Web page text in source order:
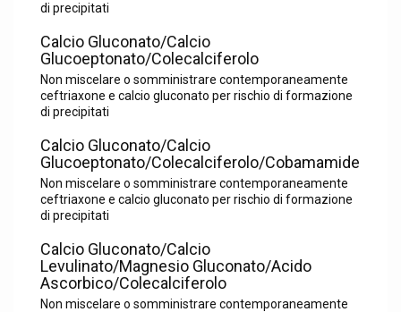
di precipitati
Calcio Gluconato/Calcio
Glucoeptonato/Colecalciferolo
Non miscelare o somministrare contemporaneamente
ceftriaxone e calcio gluconato per rischio di formazione
di precipitati
Calcio Gluconato/Calcio
Glucoeptonato/Colecalciferolo/Cobamamide
Non miscelare o somministrare contemporaneamente
ceftriaxone e calcio gluconato per rischio di formazione
di precipitati
Calcio Gluconato/Calcio
Levulinato/Magnesio Gluconato/Acido
Ascorbico/Colecalciferolo
Non miscelare o somministrare contemporaneamente